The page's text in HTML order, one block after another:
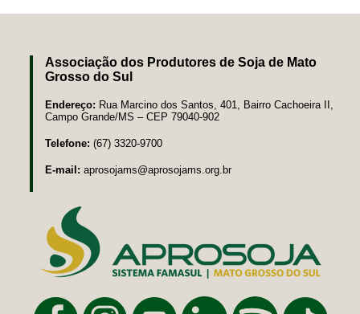
Associação dos Produtores de Soja de Mato
Grosso do Sul
Endereço: Rua Marcino dos Santos, 401, Bairro Cachoeira II,
Campo Grande/MS – CEP 79040-902
Telefone: (67) 3320-9700
E-mail: aprosojams@aprosojams.org.br